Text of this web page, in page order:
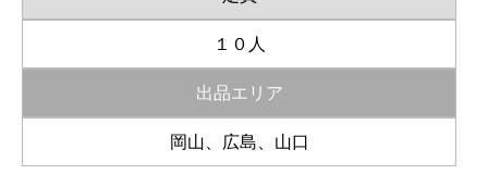
１０人
出品エリア
岡山、広島、山口